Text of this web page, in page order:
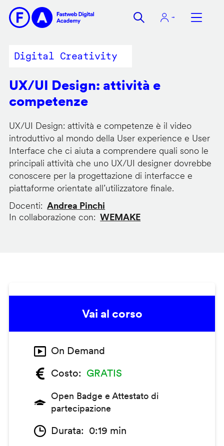
contenuto
Digital Creativity
UX/UI Design: attività e
competenze
UX/UI Design: attività e competenze è il video
introduttivo al mondo della User experience e User
Interface che ci aiuta a comprendere quali sono le
principali attività che uno UX/UI designer dovrebbe
conoscere per la progettazione di interfacce e
piattaforme orientate all’utilizzatore finale.
Docenti
Andrea Pinchi
In collaborazione con
WEMAKE
Vai al corso
On Demand
Costo
GRATIS
Open Badge e Attestato di
partecipazione
Durata 0:19 min